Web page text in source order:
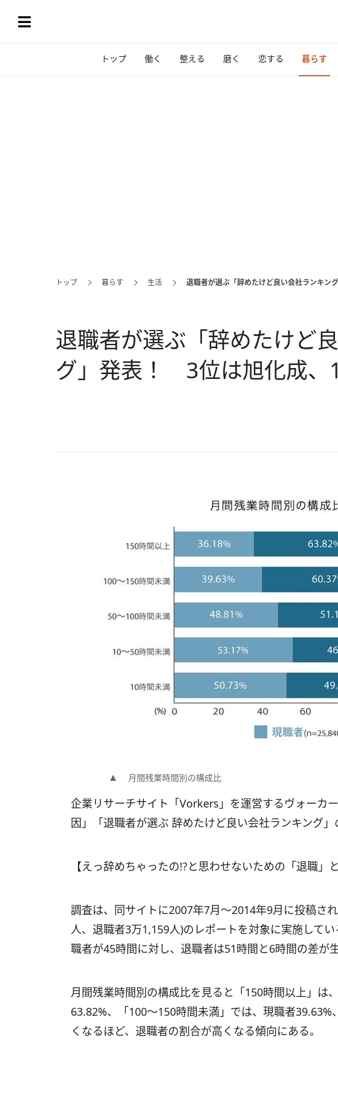
トップ 働く 整える 磨く 恋する 暮らす
トップ 暮らす 生活 退職者が選ぶ「辞めたけど良い会社ランキ
退職者が選ぶ「辞めたけど
グ」発表！ 3位は旭化成、
月間残業時間別の構成比
企業リサーチサイト「Vorkers」を運営するヴォーカ
因」「退職者が選ぶ 辞めたけど良い会社ランキング」
【えっ辞めちゃったの!?と思わせないための「退職」
調査は、同サイトに2007年7月～2014年9月に投稿さ
人、退職者3万1,159人)のレポートを対象に実施して
職者が45時間に対し、退職者は51時間と6時間の差が
月間残業時間別の構成比を見ると「150時間以上」は
63.82%、「100～150時間未満」では、現職者
くなるほど、退職者の割合が高くなる傾向にある。